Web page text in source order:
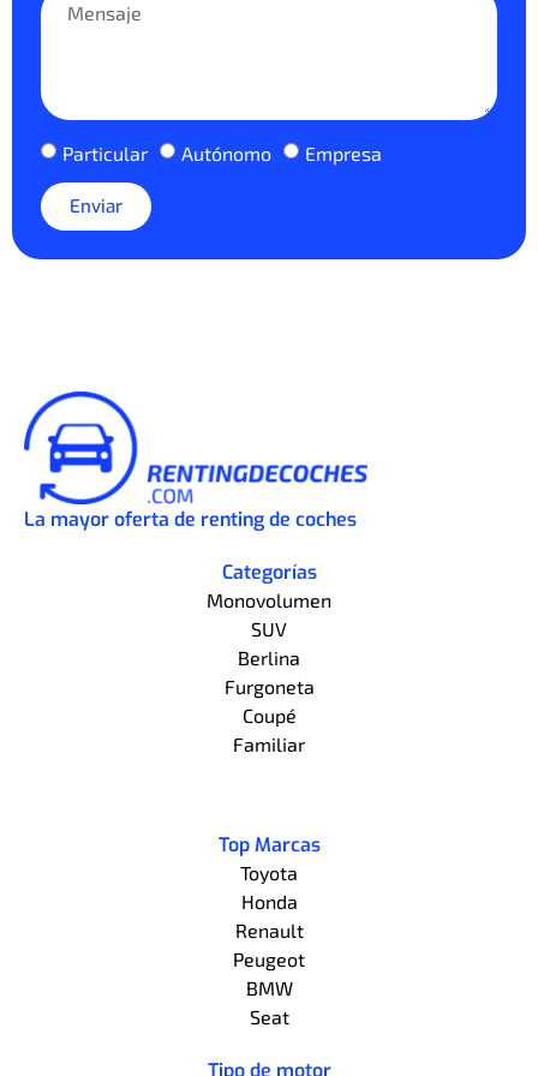
Particular Autónomo Empresa
Enviar
La mayor oferta de renting de coches
Categorías
Monovolumen
SUV
Berlina
Furgoneta
Coupé
Familiar
Top Marcas
Toyota
Honda
Renault
Peugeot
BMW
Seat
Tipo de motor